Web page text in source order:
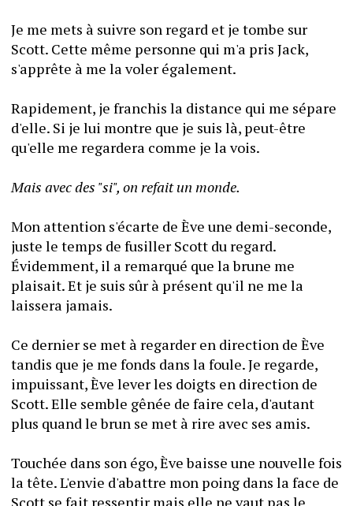
Je me mets à suivre son regard et je tombe sur
Scott. Cette même personne qui m'a pris Jack,
s'apprête à me la voler également.
Rapidement, je franchis la distance qui me sépare
d'elle. Si je lui montre que je suis là, peut-être
qu'elle me regardera comme je la vois.
Mais avec des "si", on refait un monde.
Mon attention s'écarte de Ève une demi-seconde,
juste le temps de fusiller Scott du regard.
Évidemment, il a remarqué que la brune me
plaisait. Et je suis sûr à présent qu'il ne me la
laissera jamais.
Ce dernier se met à regarder en direction de Ève
tandis que je me fonds dans la foule. Je regarde,
impuissant, Ève lever les doigts en direction de
Scott. Elle semble gênée de faire cela, d'autant
plus quand le brun se met à rire avec ses amis.
Touchée dans son égo, Ève baisse une nouvelle fois
la tête. L'envie d'abattre mon poing dans la face de
Scott se fait ressentir mais elle ne vaut pas le